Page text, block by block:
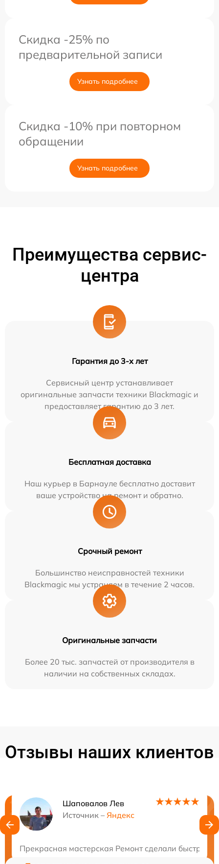
Скидка -25% по
предварительной записи
Узнать подробнее
Скидка -10% при повторном
обращении
Узнать подробнее
Преимущества сервис-
центра
Гарантия до 3-х лет
Сервисный центр устанавливает
оригинальные запчасти техники Blackmagic и
предоставляет гарантию до 3 лет.
Бесплатная доставка
Наш курьер в Барнауле бесплатно доставит
ваше устройство на ремонт и обратно.
Срочный ремонт
Большинство неисправностей техники
Blackmagic мы устраняем в течение 2 часов.
Оригинальные запчасти
Более 20 тыс. запчастей от производителя в
наличии на собственных складах.
Отзывы наших клиентов
Шаповалов Лев
Источник – Яндекс
Прекрасная мастерская Ремонт сделали быстро
Нужна консультация?